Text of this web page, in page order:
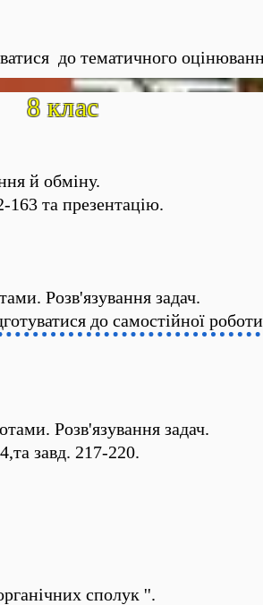
до тематичного
8 клас
й обміну.
163 та презентацію.
Розв'язування задач.
до самостійної
Розв'язування задач.
завд. 217-220.
сполук ''.